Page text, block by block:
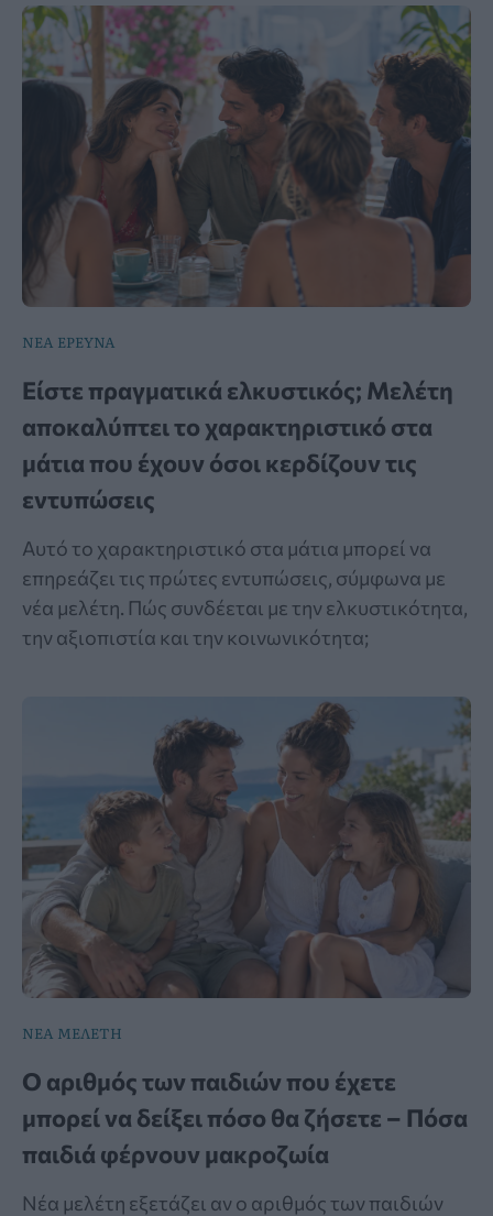
ΝΕΑ ΕΡΕΥΝΑ
Είστε πραγματικά ελκυστικός; Μελέτη
αποκαλύπτει το χαρακτηριστικό στα
μάτια που έχουν όσοι κερδίζουν τις
εντυπώσεις
Αυτό το χαρακτηριστικό στα μάτια μπορεί να
επηρεάζει τις πρώτες εντυπώσεις, σύμφωνα με
νέα μελέτη. Πώς συνδέεται με την ελκυστικότητα,
την αξιοπιστία και την κοινωνικότητα;
ΝΕΑ ΜΕΛΕΤΗ
Ο αριθμός των παιδιών που έχετε
μπορεί να δείξει πόσο θα ζήσετε – Πόσα
παιδιά φέρνουν μακροζωία
Νέα μελέτη εξετάζει αν ο αριθμός των παιδιών